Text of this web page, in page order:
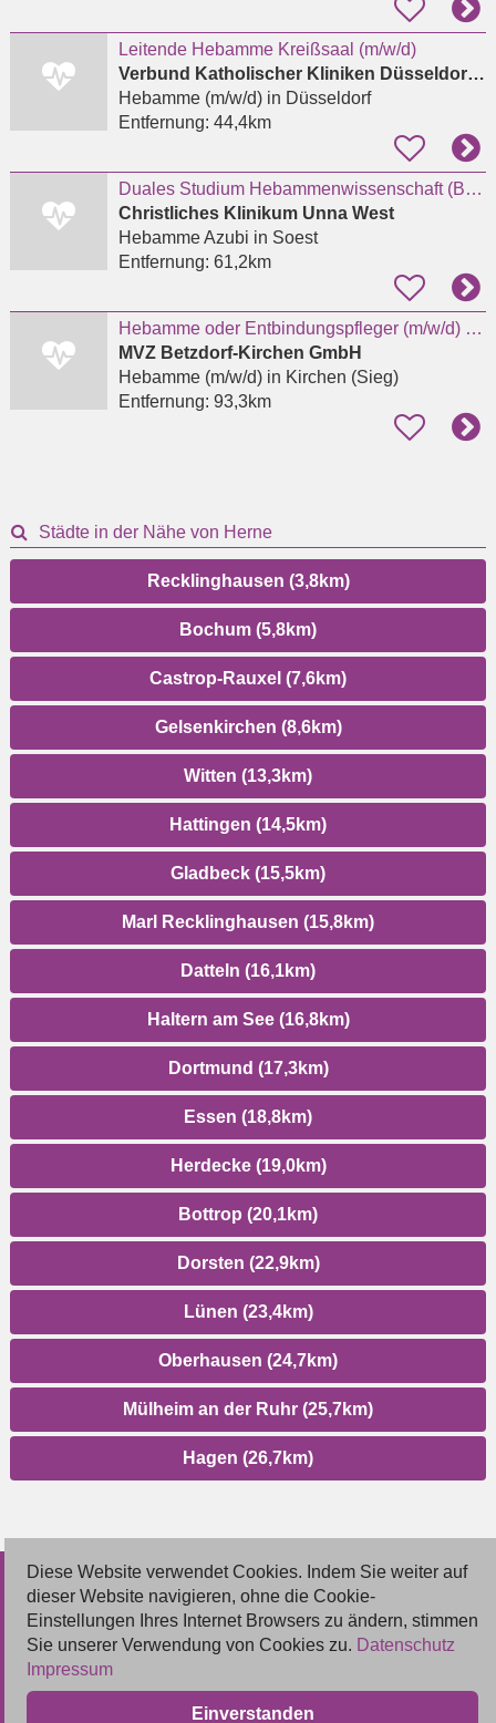
Leitende Hebamme Kreißsaal (m/w/d)
Verbund Katholischer Kliniken Düsseldorf gGmbH
Hebamme (m/w/d)in Düsseldorf
Entfernung: 44,4km
Duales Studium Hebammenwissenschaft (B.Sc.) Sommersemester 2027
Christliches Klinikum Unna West
Hebamme Azubi in Soest
Entfernung: 61,2km
Hebamme oder Entbindungspfleger (m/w/d) für das Kreißsaal-Team in Kirchen
MVZ Betzdorf-Kirchen GmbH
Hebamme (m/w/d)in Kirchen (Sieg)
Entfernung: 93,3km
Städte in der Nähe von Herne
Recklinghausen (3,8km)
Bochum (5,8km)
Castrop-Rauxel (7,6km)
Gelsenkirchen (8,6km)
Witten (13,3km)
Hattingen (14,5km)
Gladbeck (15,5km)
Marl Recklinghausen (15,8km)
Datteln (16,1km)
Haltern am See (16,8km)
Dortmund (17,3km)
Essen (18,8km)
Herdecke (19,0km)
Bottrop (20,1km)
Dorsten (22,9km)
Lünen (23,4km)
Oberhausen (24,7km)
Mülheim an der Ruhr (25,7km)
Hagen (26,7km)
© 2026 Deutsche Jobmarkt GmbH
Inserieren
Kontakt
Diese Website verwendet Cookies. Indem Sie weiter auf
dieser Website navigieren, ohne die Cookie-
Einstellungen Ihres Internet Browsers zu ändern, stimmen
Sie unserer Verwendung von Cookies zu. Datenschutz
Impressum
Einverstanden